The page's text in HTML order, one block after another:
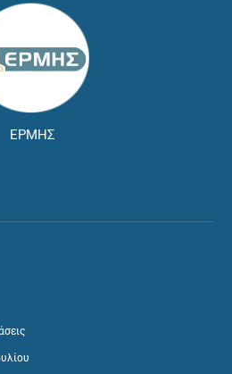
ΕΡΜΗΣ